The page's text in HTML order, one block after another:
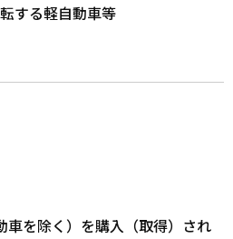
する軽自動車等
車を除く）を購入（取得）され